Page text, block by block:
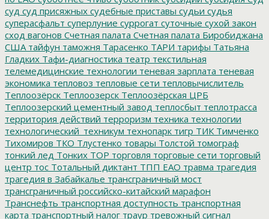
суд суд присяжных судебные приставы судьи судья
суперасфальт суперлуние суррогат суточные сухой закон
сход вагонов Счетная палата Счетная палата Биробиджана
США тайфун таможня Тарасенко ТАРИ тарифы Татьяна
Гладких Тафи-диагностика театр текстильная
телемедицинские технологии теневая зарплата теневая
экономика тепловоз тепловые сети тепловычислитель
Теплоозёрск Теплоозерск Теплоозёрская ЦРБ
Теплоозерский цементный завод теплосбыт теплотрасса
территория действий терроризм техника технологии
технологический_техникум технопарк тигр ТИК Тимченко
Тихомиров ТКО Тлустенко товары Толстой томограф
тонкий лед Тонких ТОР торговля торговые сети торговый
центр тос Тотальный диктант ТПП ЕАО травма трагедия
трагедия в Забайкалье трансграничный мост
трансграничный российско-китайский марафон
Транснефть транспортная доступность транспортная
карта транспортный налог траур тревожный сигнал